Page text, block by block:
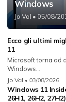
Windows
Jo Val • 05/08/
Ecco gli ultimi
11
Microsoft torna ad
Windows...
Jo Val • 03/08/2026
Windows 11
26H1, 26H2, 27H2)